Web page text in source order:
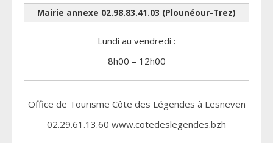
Mairie annexe 02.98.83.41.03 (Plounéour-Trez)
Lundi au vendredi :
8h00 – 12h00
Office de Tourisme Côte des Légendes à Lesneven
02.29.61.13.60 www.cotedeslegendes.bzh